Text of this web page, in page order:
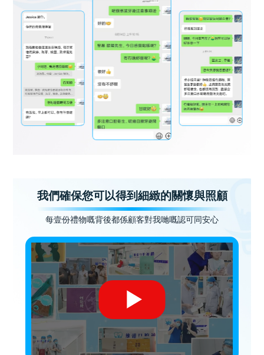
我們確保您可以得到細緻的關懷與照顧
每壹份禮物嘅背後都係顧客對我哋嘅認可同安心